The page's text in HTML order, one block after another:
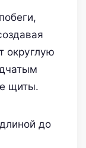
округлую
щиты.
до